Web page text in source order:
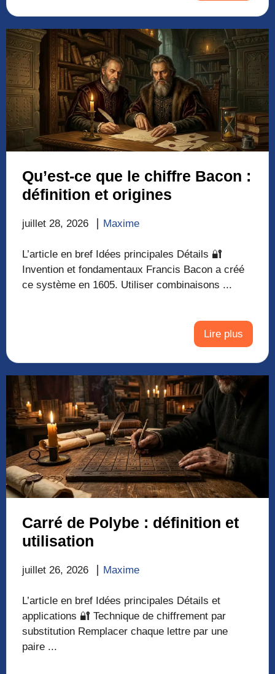
Qu’est-ce que le chiffre Bacon :
définition et origines
juillet 28, 2026 Maxime
L’article en bref Idées principales Détails 🔐
Invention et fondamentaux Francis Bacon a créé
ce système en 1605. Utiliser combinaisons ...
Lire plus
Carré de Polybe : définition et
utilisation
juillet 26, 2026 Maxime
L’article en bref Idées principales Détails et
applications 🔐 Technique de chiffrement par
substitution Remplacer chaque lettre par une
paire ...